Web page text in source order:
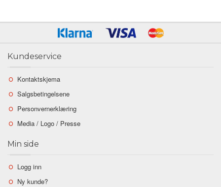
Kundeservice
Kontaktskjema
Salgsbetingelsene
Personvernerklæring
Media / Logo / Presse
Min side
Logg inn
Ny kunde?